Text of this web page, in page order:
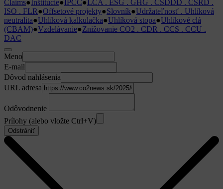
Claims●Inštitúcie●IPCC●LCA . ESG . GHG . CSDDD . CSRD .
ISO . FLR●Offsetové projekty●Slovník●Udržateľnosť . Uhlíková
neutralita●Uhlíková kalkulačka●Uhlíková stopa●Uhlíkové clá
(CBAM)●Vzdelávanie●Znižovanie CO2 . CDR . CCS . CCU .
DAC
Meno
E-mail
Dôvod nahlásenia
URL adresa
Odôvodnenie
Prílohy (alebo vložte Ctrl+V)
Odstrániť